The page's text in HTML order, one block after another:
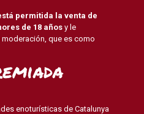
permitida la venta de
de 18 años y le
que es como
enoturísticas de Catalunya